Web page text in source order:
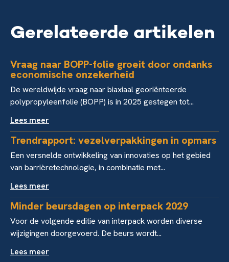
Gerelateerde artikelen
Vraag naar BOPP-folie groeit door ondanks
economische onzekerheid
De wereldwijde vraag naar biaxiaal georiënteerde
polypropyleenfolie (BOPP) is in 2025 gestegen tot...
Lees meer
Trendrapport: vezelverpakkingen in opmars
Een versnelde ontwikkeling van innovaties op het gebied
van barrièretechnologie, in combinatie met...
Lees meer
Minder beursdagen op interpack 2029
Voor de volgende editie van interpack worden diverse
wijzigingen doorgevoerd. De beurs wordt...
Lees meer